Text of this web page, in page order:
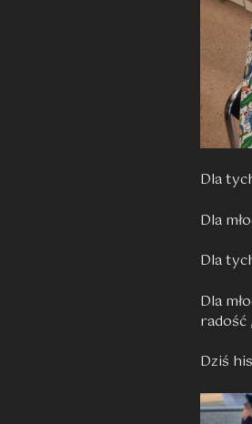
Dla
Dla
Dla
Dla
radość ,
Dziś